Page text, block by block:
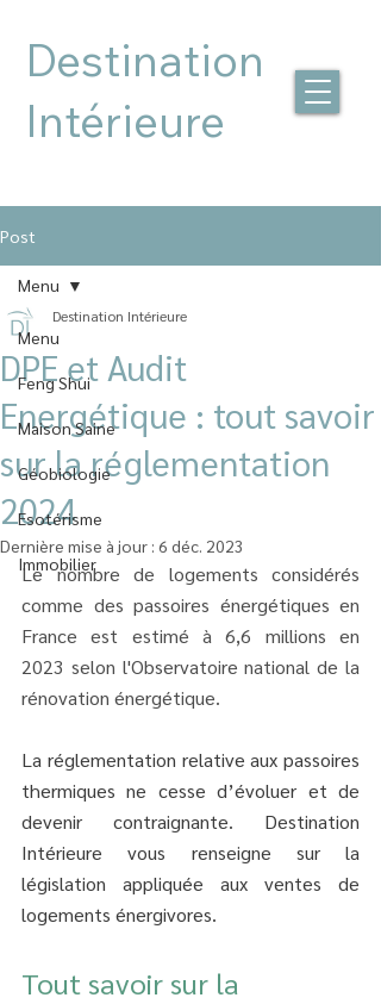
Destination
Intérieure
Post
Menu
Feng Shui
Maison Saine
Géobiologie
Esotérisme
Immobilier
Menu
DPE et Audit
Energétique : tout savoir
sur la réglementation
2024
Destination Intérieure
Dernière mise à jour : 6 déc. 2023
Le nombre de logements considérés
comme des passoires énergétiques en
France est estimé à 6,6 millions en
2023 selon l'Observatoire national de la
rénovation énergétique.
La réglementation relative aux passoires
thermiques ne cesse d’évoluer et de
devenir contraignante. Destination
Intérieure vous renseigne sur la
législation appliquée aux ventes de
logements énergivores.
Tout savoir sur la